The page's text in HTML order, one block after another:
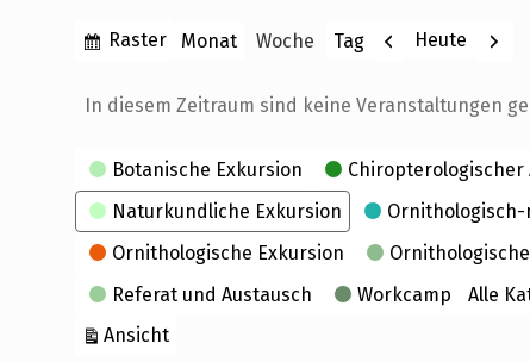
Anzeigen
Raster Monat Woche Tag Zurück
Heute Weiter
In diesem Zeitraum sind keine Veranstaltungen
Kategorien
Botanische Exkursion
Chiropterologischer
Naturkundliche Exkursion
Ornithologische Exkursion
Referat und Austausch
Workcamp
Alle
Ansichtausdrucken